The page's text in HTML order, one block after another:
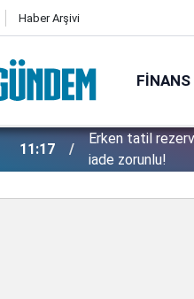
Haber Arşivi
FINANS
10:38
Lübnan
dahil oluyorlar